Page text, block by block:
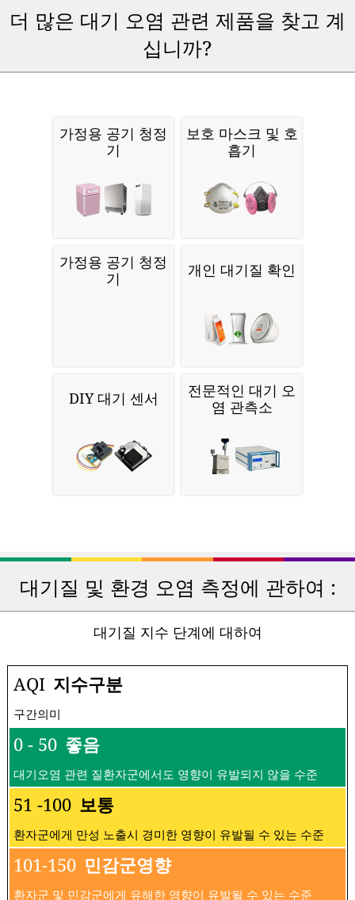
더 많은 대기 오염 관련 제품을 찾고 계
십니까?
가정용 공기 청정
기
보호 마스크 및 호
흡기
가정용 공기 청정
기
개인 대기질 확인
DIY 대기 센서
전문적인 대기 오
염 관측소
대기질 및 환경 오염 측정에 관하여 :
대기질 지수 단계에 대하여
AQI 지수구분
구간의미
0 - 50 좋음
대기오염 관련 질환자군에서도 영향이 유발되지 않을 수준
51 -100 보통
환자군에게 만성 노출시 경미한 영향이 유발될 수 있는 수준
101-150 민감군영향
환자군 및 민감군에게 유해한 영향이 유발될 수 있는 수준